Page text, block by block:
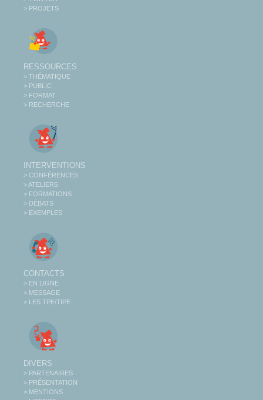
> PROJETS
RESSOURCES
> THÉMATIQUE
> PUBLIC
> FORMAT
> RECHERCHE
INTERVENTIONS
> CONFÉRENCES
> ATELIERS
> FORMATIONS
> DÉBATS
> EXEMPLES
CONTACTS
> EN LIGNE
> MESSAGE
> LES TPE/TIPE
DIVERS
> PARTENAIRES
> PRÉSENTATION
> MENTIONS